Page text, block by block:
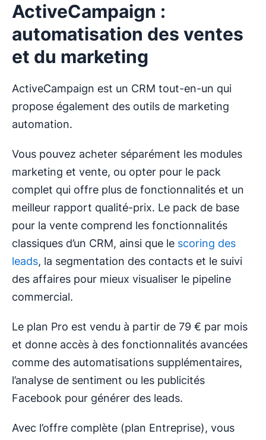
ActiveCampaign :
automatisation des ventes
et du marketing
ActiveCampaign est un CRM tout-en-un qui
propose également des outils de marketing
automation.
Vous pouvez acheter séparément les modules
marketing et vente, ou opter pour le pack
complet qui offre plus de fonctionnalités et un
meilleur rapport qualité-prix. Le pack de base
pour la vente comprend les fonctionnalités
classiques d’un CRM, ainsi que le scoring des
leads, la segmentation des contacts et le suivi
des affaires pour mieux visualiser le pipeline
commercial.
Le plan Pro est vendu à partir de 79 € par mois
et donne accès à des fonctionnalités avancées
comme des automatisations supplémentaires,
l’analyse de sentiment ou les publicités
Facebook pour générer des leads.
Avec l’offre complète (plan Entreprise), vous